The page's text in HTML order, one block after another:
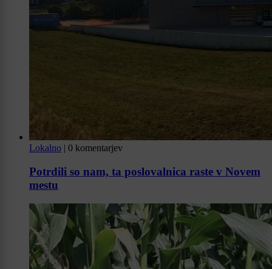
Lokalno | 0 komentarjev
Potrdili so nam, ta poslovalnica raste v Novem
mestu